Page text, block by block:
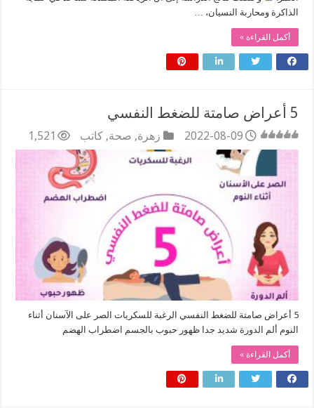
الذاكرة ومحاربة النسيان، …
أكمل القراءة »
5 أعراض صامتة للضغط النفسي
2022-08-09 زهرة, صحة, كاتب 1,521
5 أعراض صامتة للضغط النفسي الرغبة للسكريات الصر على الآسنان أثناء
النوم ألم الدورة شديد جدا ظهور حبوب بالجسم اضطراب الهضم
أكمل القراءة »